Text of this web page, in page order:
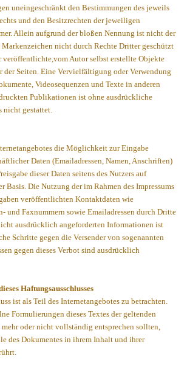
uneingeschränkt den Bestimmungen des jeweils
und den Besitzrechten der jeweiligen
Allein aufgrund der bloßen Nennung ist nicht der
Markenzeichen nicht durch Rechte Dritter geschützt
Autor selbst erstellte Objekte
Seiten. Eine Vervielfältigung oder Verwendung
Videosequenzen und Texte in anderen
Publikationen ist ohne ausdrückliche
nicht gestattet.
die Möglichkeit zur Eingabe
Daten (Emailadressen, Namen, Anschriften)
dieser Daten seitens des Nutzers auf
Die Nutzung der im Rahmen des Impressums
veröffentlichten Kontaktdaten wie
und Faxnummern sowie Emailadressen durch Dritte
ausdrücklich angeforderten Informationen ist
Schritte gegen die Versender von sogenannten
gegen dieses Verbot sind ausdrücklich
Haftungsausschlusses
ist als Teil des Internetangebotes zu betrachten.
Formulierungen dieses Textes der geltenden
oder nicht vollständig entsprechen sollten,
des Dokumentes in ihrem Inhalt und ihrer